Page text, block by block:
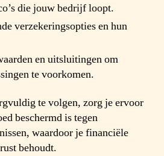
die jouw bedrijf loopt.
verzekeringsopties en hun
en uitsluitingen om
te voorkomen.
te volgen, zorg je ervoor
beschermd is tegen
waardoor je financiële
behoudt.